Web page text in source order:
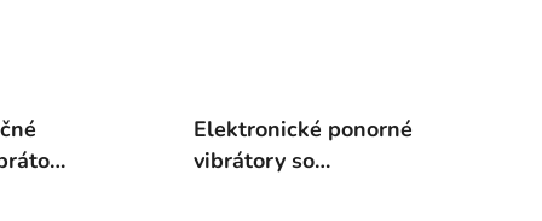
Elektronické ponorné
vibrátory so